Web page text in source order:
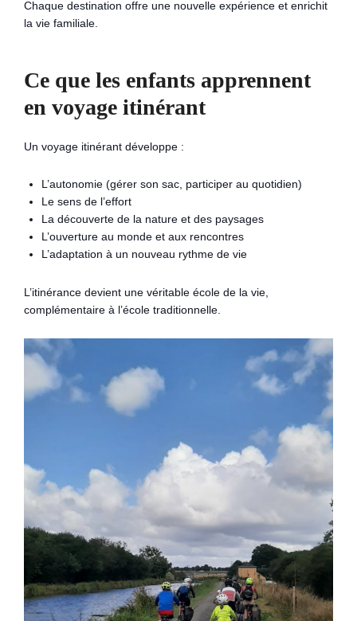
Chaque destination offre une nouvelle expérience et enrichit
la vie familiale.
Ce que les enfants apprennent
en voyage itinérant
Un voyage itinérant développe :
L’autonomie (gérer son sac, participer au quotidien)
Le sens de l’effort
La découverte de la nature et des paysages
L’ouverture au monde et aux rencontres
L’adaptation à un nouveau rythme de vie
L’itinérance devient une véritable école de la vie,
complémentaire à l’école traditionnelle.